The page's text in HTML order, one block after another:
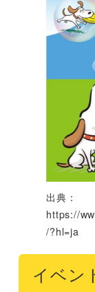
出典：
https://
/?hl=ja
イベン